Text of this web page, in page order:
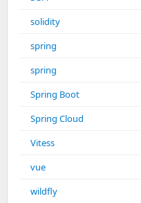
solidity
spring
spring
Spring Boot
Spring Cloud
Vitess
vue
wildfly